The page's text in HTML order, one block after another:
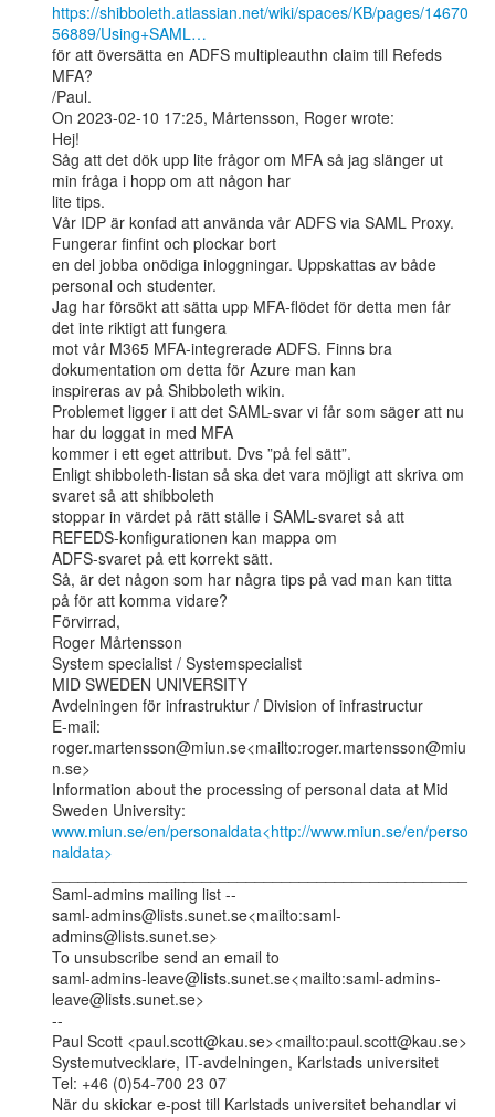
https://shibboleth.atlassian.net/wiki/spaces/KB/pages/14670
56889/Using+SAML…
för att översätta en ADFS multipleauthn claim till Refeds
MFA?
/Paul.
On 2023-02-10 17:25, Mårtensson, Roger wrote:
Hej!
Såg att det dök upp lite frågor om MFA så jag slänger ut
min fråga i hopp om att någon har
lite tips.
Vår IDP är konfad att använda vår ADFS via SAML Proxy.
Fungerar finfint och plockar bort
en del jobba onödiga inloggningar. Uppskattas av både
personal och studenter.
Jag har försökt att sätta upp MFA-flödet för detta men får
det inte riktigt att fungera
mot vår M365 MFA-integrerade ADFS. Finns bra
dokumentation om detta för Azure man kan
inspireras av på Shibboleth wikin.
Problemet ligger i att det SAML-svar vi får som säger att nu
har du loggat in med MFA
kommer i ett eget attribut. Dvs ”på fel sätt”.
Enligt shibboleth-listan så ska det vara möjligt att skriva om
svaret så att shibboleth
stoppar in värdet på rätt ställe i SAML-svaret så att
REFEDS-konfigurationen kan mappa om
ADFS-svaret på ett korrekt sätt.
Så, är det någon som har några tips på vad man kan titta
på för att komma vidare?
Förvirrad,
Roger Mårtensson
System specialist / Systemspecialist
MID SWEDEN UNIVERSITY
Avdelningen för infrastruktur / Division of infrastructur
E-mail:
roger.martensson@miun.se<mailto:roger.martensson@miu
n.se>
Information about the processing of personal data at Mid
www.miun.se/en/personaldata<http://www.miun.se/en/perso
naldata>
Saml-admins mailing list --
saml-admins@lists.sunet.se<mailto:saml-
admins@lists.sunet.se>
To unsubscribe send an email to
saml-admins-leave@lists.sunet.se<mailto:saml-admins-
leave@lists.sunet.se>
--
Paul Scott <paul.scott@kau.se><mailto:paul.scott@kau.se>
Systemutvecklare, IT-avdelningen, Karlstads universitet
Tel: +46 (0)54-700 23 07
När du skickar e-post till Karlstads universitet behandlar vi